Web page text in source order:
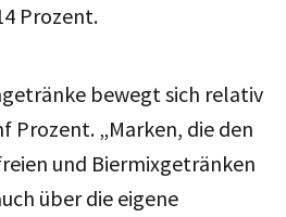
Prozent.
bewegt sich relativ
Prozent. „Marken, die den
und Biermixgetränken
über die eigene